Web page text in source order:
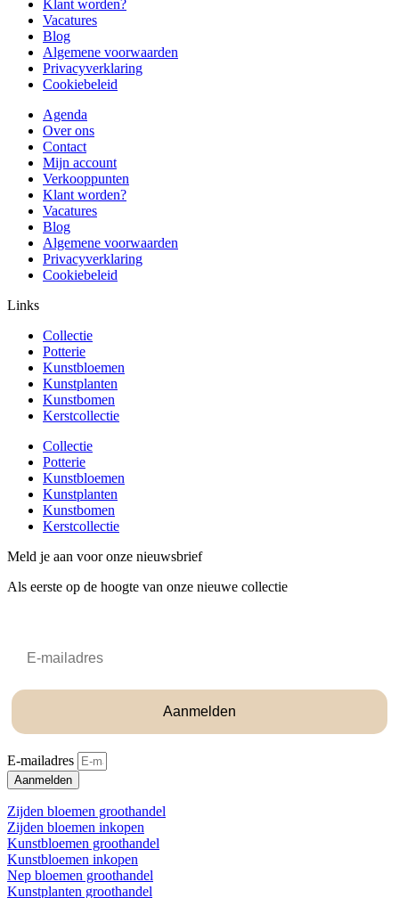
Klant worden?
Vacatures
Blog
Algemene voorwaarden
Privacyverklaring
Cookiebeleid
Agenda
Over ons
Contact
Mijn account
Verkooppunten
Klant worden?
Vacatures
Blog
Algemene voorwaarden
Privacyverklaring
Cookiebeleid
Links
Collectie
Potterie
Kunstbloemen
Kunstplanten
Kunstbomen
Kerstcollectie
Collectie
Potterie
Kunstbloemen
Kunstplanten
Kunstbomen
Kerstcollectie
Meld je aan voor onze nieuwsbrief
Als eerste op de hoogte van onze nieuwe collectie
Aanmelden
E-mailadres
Aanmelden
Zijden bloemen groothandel
Zijden bloemen inkopen
Kunstbloemen groothandel
Kunstbloemen inkopen
Nep bloemen groothandel
Kunstplanten groothandel